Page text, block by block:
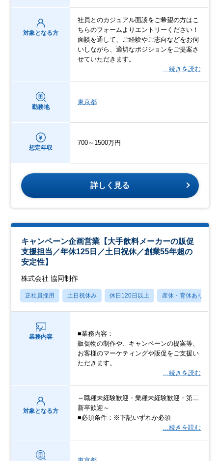
対象となる方
社員とのカジュアル面談をご希望の方はこ
ちらのフォームよりエントリーください！
面談を通して、ご経験やご志向などをお伺
いしながら、適切なポジションをご提案さ
せていただきます。
…続きを読む
勤務地
東京都
想定年収
700～1500万円
詳しく見る
キャンペーン企画営業【大手飲料メーカーの販促
支援担当／年休125日／土日祝休／創業55年超の
安定性】
株式会社 協同制作
正社員採用 土日祝休み 休日120日以上 産休・育休あり
業務内容
■業務内容：
販促物の制作や、キャンペーンの提案等、
お客様のマーケティングや販促をご支援い
ただきます。
…続きを読む
対象となる方
～職種未経験歓迎・業種未経験歓迎・第二
新卒歓迎～
■必須条件：※下記いずれか必須
…続きを読む